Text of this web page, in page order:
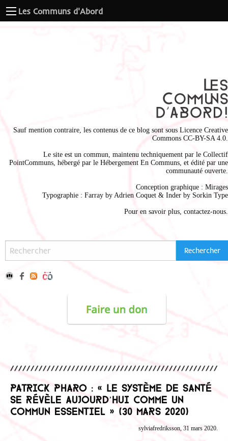
Les Communs d'Abord
Sauf mention contraire, les contenus de ce blog sont sous Licence Creative
Commons CC-BY-SA 4.0
Le site est un commun, maintenu techniquement par le Collectif
PointCommuns , hébergé par le Hébergement En Communs , et édité par une
communauté ouverte.
Conception graphique : Mirages
Typographie : Farray by Adrien Coquet & Inder by Sorkin Type
Pour en savoir plus, contactez-nous
Patrick Pharo : « Le système de santé
se révèle aujourd’hui comme un
commun essentiel » (30 mars 2020)
sylviafredriksson, 31 mars 2020.